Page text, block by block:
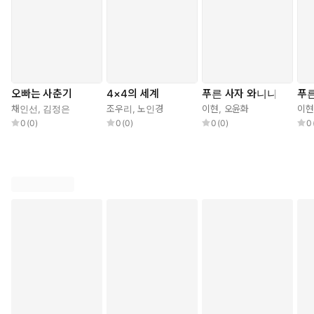
낸 작가의 섬세한 문장 덕분에 더욱 묵직한 울림으로 다가온다. 단
순한 목격자가 아니라 진실을 밝혀 가는 주체로서 잊힌 이름들을 불
러낸 두 소년의 이야기는 ‘기억하는 일’의 힘을 다시금 새기는 동시
오빠는 사춘기
채인선, 김정은
0 (0)
4×4의 세계
조우리,노인경
0 (0)
푸른 사자 와니니
이현, 오윤화
0 (0)
푸
이현
0